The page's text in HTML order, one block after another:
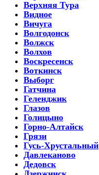
Верхняя Тура
Видное
Вичуга
Волгодонск
Волжск
Волхов
Воскресенск
Воткинск
Выборг
Гатчина
Геленджик
Глазов
Голицыно
Горно-Алтайск
Грязи
Гусь-Хрустальный
Давлеканово
Дедовск